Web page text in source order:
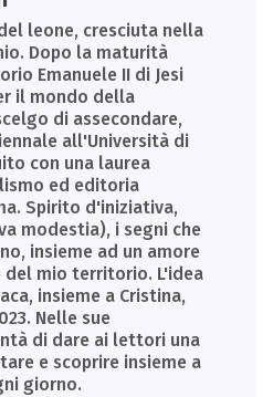
leone, cresciuta nella
Dopo la maturità
Emanuele II di Jesi
il mondo della
di assecondare,
all'Università di
con una laurea
ed editoria
Spirito d'iniziativa,
modestia), i segni che
insieme ad un amore
del mio territorio. L'idea
insieme a Cristina,
Nelle sue
di dare ai lettori una
e scoprire insieme a
giorno.